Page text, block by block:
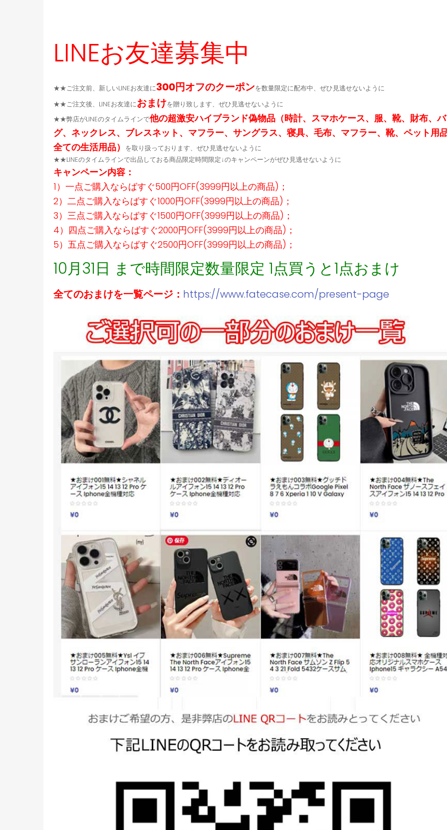
LINEお友達募集中
★★ご注文前、新しいLINEお友達に300円オフのクーポンを数量限定に配布中、ぜひ見逃せないように
★★ご注文後、LINEお友達におまけを贈り致します、ぜひ見逃せないように
★★弊店がLINEのタイムラインで他の超激安ハイブランド偽物品（時計、スマホケース、服、靴、財布、
グ、ネックレス、ブレスネット、マフラー、サングラス、寝具、毛布、マフラー、靴、ペット用
全ての生活用品）
を取り扱っております、ぜひ見逃せないように
★★LINEのタイムラインで出品しておる商品限定時間限定↓のキャンペーンがぜひ見逃せないように
キャンペーン内容：
1）一点ご購入ならばすぐ500円OFF(3999円以上の商品)；
2）二点ご購入ならばすぐ1000円OFF(3999円以上の商品)；
3）三点ご購入ならばすぐ1500円OFF(3999円以上の商品)；
4）四点ご購入ならばすぐ2000円OFF(3999円以上の商品)；
5）五点ご購入ならばすぐ2500円OFF(3999円以上の商品)；
10月31日 まで時間限定数量限定 1点買うと1点おまけ
全てのおまけを一覧ページ： https://www.fatecase.com/present-page